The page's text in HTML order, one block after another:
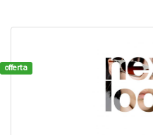
offerta